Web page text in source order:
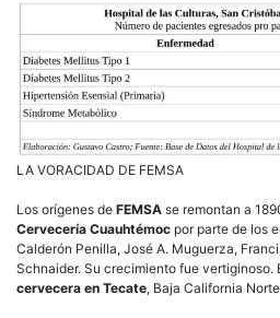
LA VORACIDAD DE FEMSA
Los orígenes de FEMSA se remontan a
Cervecería Cuauhtémoc por parte de los
Calderón Penilla, José A. Muguerza,
Schnaider. Su crecimiento fue vertiginoso.
cervecera en Tecate, Baja California